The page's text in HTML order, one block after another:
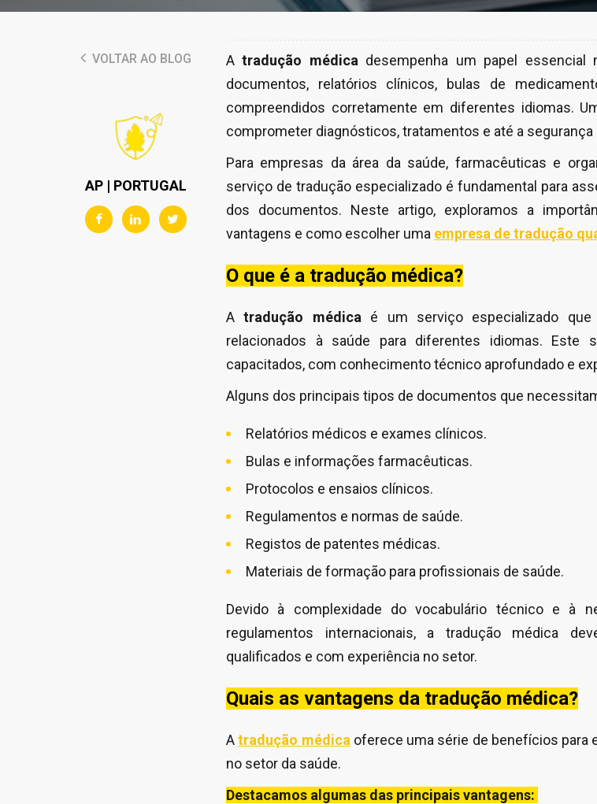
VOLTAR AO BLOG
AP | PORTUGAL
Atradução médica desempenha um papel essencial
documentos, relatórios clínicos, bulas de
compreendidos corretamente em diferentes idiomas.
comprometer diagnósticos, tratamentos e até a
Para empresas da área da saúde, farmacêuticas e
serviço de tradução especializado é fundamental para
dos documentos. Neste artigo, exploramos a
vantagens e como escolher uma empresa de tradução
O que é a tradução médica?
Atradução médica é um serviço especializado
relacionados à saúde para diferentes idiomas. Este
capacitados, com conhecimento técnico aprofundado e
Alguns dos principais tipos de documentos que
Relatórios médicos e exames clínicos.
Bulas e informações farmacêuticas.
Protocolos e ensaios clínicos.
Regulamentos e normas de saúde.
Registos de patentes médicas.
Materiais de formação para profissionais de saúde.
Devido à complexidade do vocabulário técnico e à
regulamentos internacionais, a tradução médica
qualificados e com experiência no setor.
Quais as vantagens da tradução médica?
Atradução médica oferece uma série de benefícios para
no setor da saúde.
Destacamos algumas das principais vantagens: